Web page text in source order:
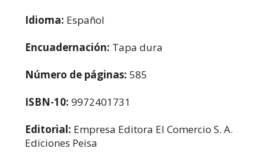
Idioma: Español
Encuadernación: Tapa dura
Número de páginas: 585
ISBN-10: 9972401731
Editorial: Empresa Editora El Comercio S. A.
Ediciones Peisa